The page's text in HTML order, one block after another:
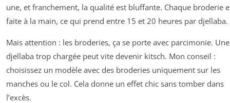
une, et franchement, la qualité est bluffante. Chaque broderie
faite à la main, ce qui prend entre 15 et 20 heures par djellaba.
Mais attention : les broderies, ça se porte avec parcimonie. Une
djellaba trop chargée peut vite devenir kitsch. Mon conseil :
choisissez un modèle avec des broderies uniquement sur les
manches ou le col. Cela donne un effet chic sans tomber dans
l’excès.